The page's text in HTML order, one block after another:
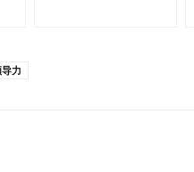
。研究表明，如果员工感到被
力